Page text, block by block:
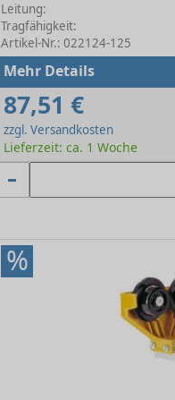
Leitung:
Tragfähigkeit:
Artikel-Nr.: 022124-125
Mehr Details
87,51 €
zzgl. Versandkosten
Lieferzeit: ca. 1 Woche
%